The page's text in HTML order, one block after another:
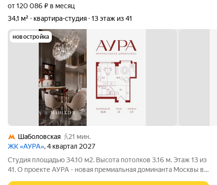
от 120 086 ₽ в месяц
34,1 м²
квартира-студия 13 этаж из 41
новостройка
Шаболовская
21 мин.
ЖК «АУРА», 4 квартал 2027
Студия площадью 34.10 м2. Высота потолков 3.16 м. Этаж 13 из
41. О проекте АУРА - новая премиальная доминанта Москвы в